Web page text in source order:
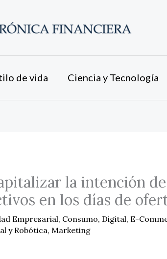
de vida Ciencia y Tecnología
la intención
en los días de
Empresarial, Consumo, Digital, E-
y Robótica, Marketing